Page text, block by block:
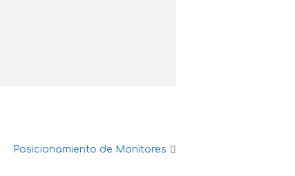
Posicionamiento de Monitores